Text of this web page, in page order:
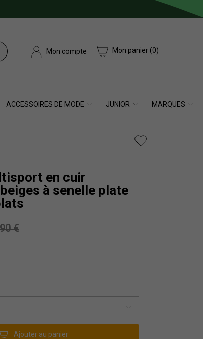
Mon compte Mon panier (0)
ACCESSOIRES DE MODE JUNIOR MARQUES
en cuir
à senelle plate
€
Ajouter au panier